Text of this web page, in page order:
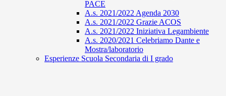
PACE
A.s. 2021/2022 Agenda 2030
A.s. 2021/2022 Grazie ACOS
A.s. 2021/2022 Iniziativa Legambiente
A.s. 2020/2021 Celebriamo Dante e
Mostra/laboratorio
Esperienze Scuola Secondaria di I grado